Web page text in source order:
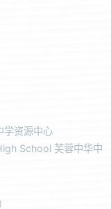
资源中心
School 芙蓉中华中